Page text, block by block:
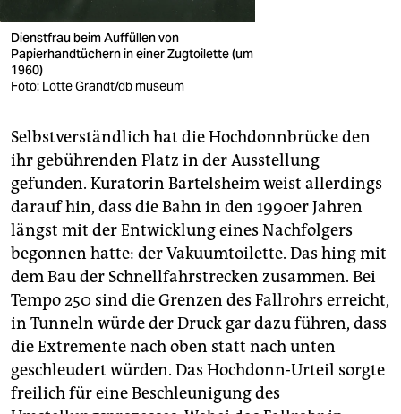
Dienstfrau beim Auffüllen von
Papierhandtüchern in einer Zugtoilette (um
1960)
Foto: Lotte Grandt/db museum
Selbstverständlich hat die Hoch­donn­brücke den
ihr gebührenden Platz in der Ausstellung
gefunden. Kuratorin Bartelsheim weist allerdings
darauf hin, dass die Bahn in den 1990er Jahren
längst mit der Entwicklung eines Nachfolgers
begonnen hatte: der Vakuumtoilette. Das hing mit
dem Bau der Schnellfahrstrecken zusammen. Bei
Tempo 250 sind die Grenzen des Fallrohrs erreicht,
in Tunneln würde der Druck gar dazu führen, dass
die Extremente nach oben statt nach unten
geschleudert würden. Das Hochdonn-Urteil sorgte
freilich für eine Beschleunigung des